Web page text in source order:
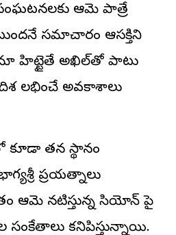
ఆమె పాత్రే
సమాచారం ఆసక్తిని
హిట్టైతే అఖిల్‌తో పాటు
దిశ లభించే అవకాశాలు
కూడా తన స్థానం
ప్రయత్నాలు
ఆమె నటిస్తున్న సియోన్ పై
సంకేతాలు కనిపిస్తున్నాయి.